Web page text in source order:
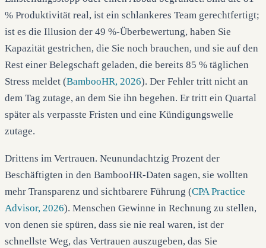
% Produktivität real, ist ein schlankeres Team gerechtfertigt;
ist es die Illusion der 49 %-Überbewertung, haben Sie
Kapazität gestrichen, die Sie noch brauchen, und sie auf den
Rest einer Belegschaft geladen, die bereits 85 % täglichen
Stress meldet (BambooHR, 2026). Der Fehler tritt nicht an
dem Tag zutage, an dem Sie ihn begehen. Er tritt ein Quartal
später als verpasste Fristen und eine Kündigungswelle
zutage.
Drittens im Vertrauen. Neunundachtzig Prozent der
Beschäftigten in den BambooHR-Daten sagen, sie wollten
mehr Transparenz und sichtbarere Führung (CPA Practice
Advisor, 2026). Menschen Gewinne in Rechnung zu stellen,
von denen sie spüren, dass sie nie real waren, ist der
schnellste Weg, das Vertrauen auszugeben, das Sie